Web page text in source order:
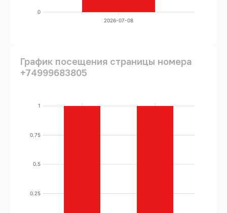
0
2026-07-08
График посещения страницы номера
+74999683805
0.25
0.5
0.75
1